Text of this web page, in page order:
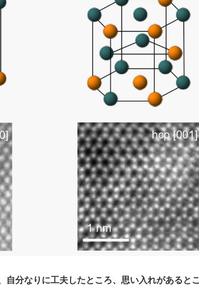
自分なりに工夫したところ、思い入れがあるとこ